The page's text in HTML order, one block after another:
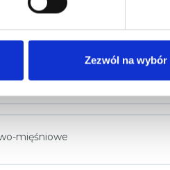
Zezwól na wybór
mięśniowe